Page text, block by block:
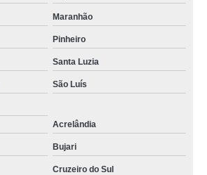
Maranhão
Pinheiro
Santa Luzia
São Luís
Acrelândia
Bujari
Cruzeiro do Sul